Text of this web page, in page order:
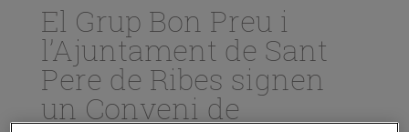
El Grup Bon Preu i
l’Ajuntament de Sant
Pere de Ribes signen
un Conveni de